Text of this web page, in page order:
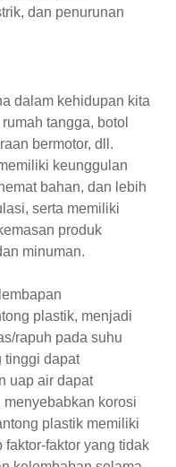
dan penurunan
dalam kehidupan kita
tangga, botol
bermotor, dll.
keunggulan
bahan, dan lebih
serta memiliki
produk
minuman.
plastik, menjadi
rapuh pada suhu
tinggi dapat
uap air dapat
korosi
plastik memiliki
faktor-faktor yang tidak